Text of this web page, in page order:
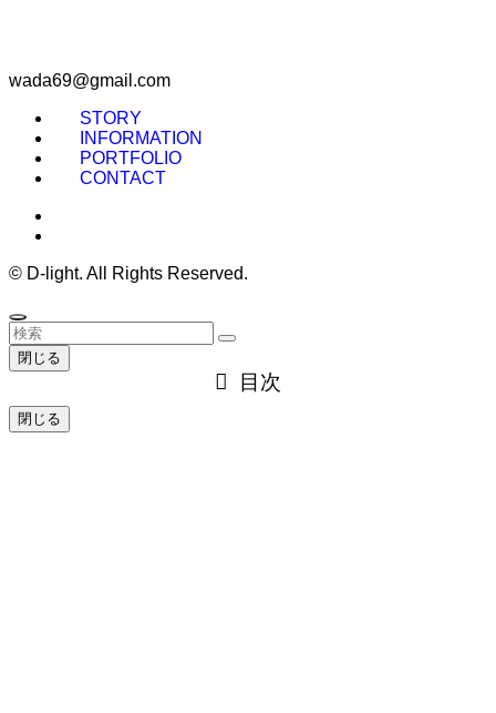
wada69@gmail.com
STORY
INFORMATION
PORTFOLIO
CONTACT
© D-light. All Rights Reserved.
閉じる
目次
閉じる